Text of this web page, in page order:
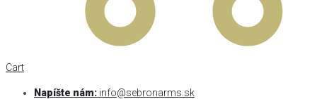
Cart
Napíšte nám: info@sebronarms.sk